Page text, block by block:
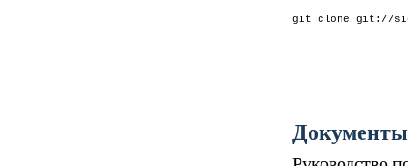
Документы